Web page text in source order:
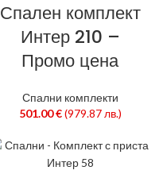
Спален комплект
Интер 210 –
Промо цена
Спални комплекти
501.00€ (979.87 лв.)